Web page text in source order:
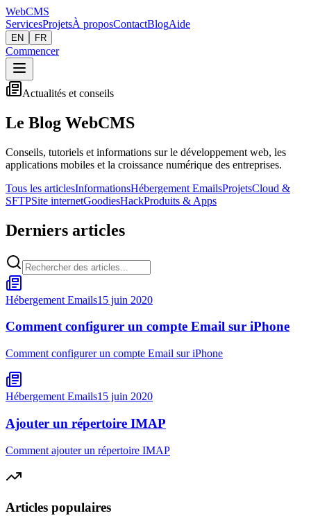
WebCMS
ServicesProjetsÀ proposContactBlogAide
EN FR
Commencer
Actualités et conseils
Le Blog WebCMS
Conseils, tutoriels et informations sur le développement web, les
applications mobiles et la croissance numérique des entreprises.
Tous les articlesInformationsHébergement EmailsProjetsCloud &
SFTPSite internetGoodiesHackProduits & Apps
Derniers articles
Hébergement Emails15 juin 2020
Comment configurer un compte Email sur iPhone
Comment configurer un compte Email sur iPhone
Hébergement Emails15 juin 2020
Ajouter un répertoire IMAP
Comment ajouter un répertoire IMAP
Articles populaires